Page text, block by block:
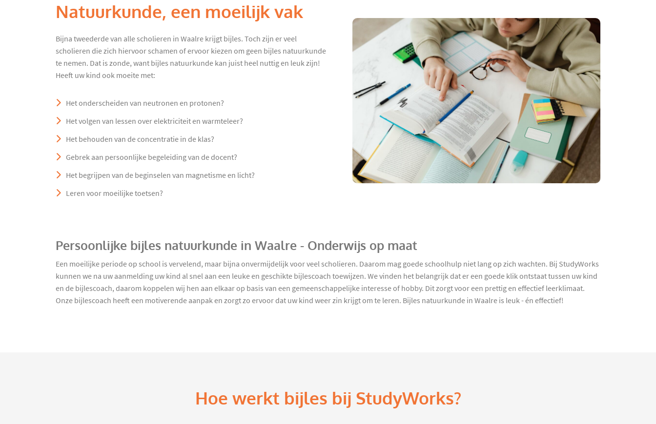
Natuurkunde, een moeilijk vak
Bijna tweederde van alle scholieren in Waalre krijgt bijles. Toch zijn er veel
scholieren die zich hiervoor schamen of ervoor kiezen om geen bijles natuurkunde
te nemen. Dat is zonde, want bijles natuurkunde kan juist heel nuttig en leuk zijn!
Heeft uw kind ook moeite met:
Het onderscheiden van neutronen en protonen?
Het volgen van lessen over elektriciteit en warmteleer?
Het behouden van de concentratie in de klas?
Gebrek aan persoonlijke begeleiding van de docent?
Het begrijpen van de beginselen van magnetisme en licht?
Leren voor moeilijke toetsen?
Persoonlijke bijles natuurkunde in Waalre - Onderwijs op maat
Een moeilijke periode op school is vervelend, maar bijna onvermijdelijk voor veel scholieren. Daarom mag goede schoolhulp niet lang op zich wachten. Bij StudyWorks
kunnen we na uw aanmelding uw kind al snel aan een leuke en geschikte bijlescoach toewijzen. We vinden het belangrijk dat er een goede klik ontstaat tussen uw kind
en de bijlescoach, daarom koppelen wij hen aan elkaar op basis van een gemeenschappelijke interesse of hobby. Dit zorgt voor een prettig en effectief leerklimaat.
Onze bijlescoach heeft een motiverende aanpak en zorgt zo ervoor dat uw kind weer zin krijgt om te leren. Bijles natuurkunde in Waalre is leuk - én effectief!
Hoe werkt bijles bij StudyWorks?